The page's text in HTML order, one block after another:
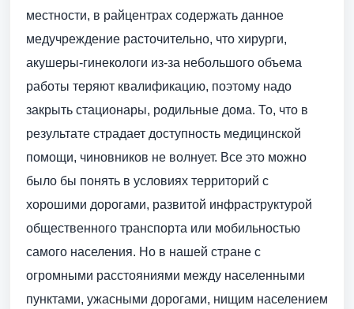
местности, в райцентрах содержать данное
медучреждение расточительно, что хирурги,
акушеры-гинекологи из-за небольшого объема
работы теряют квалификацию, поэтому надо
закрыть стационары, родильные дома. То, что в
результате страдает доступность медицинской
помощи, чиновников не волнует. Все это можно
было бы понять в условиях территорий с
хорошими дорогами, развитой инфраструктурой
общественного транспорта или мобильностью
самого населения. Но в нашей стране с
огромными расстояниями между населенными
пунктами, ужасными дорогами, нищим населением